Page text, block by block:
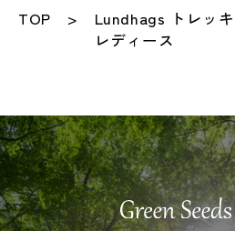
TOP
Lundhags トレッ
レディース